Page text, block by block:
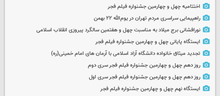
اختتامیه چهل و چهارمین جشنواره فیلم فجر
راهپیمایی سراسری مردم تهران در یوم‌الله ۲۲ بهمن
نورافشانی برج میلاد به مناسبت چهل‌ و هفتمین سالگرد پیروزی انقلاب اسلامی
ایستگاه پایانی چهل و چهارمین جشنواره فیلم فجر
تجدید میثاق خانواده دانشگاه آزاد اسلامی با آرمان های امام خمینی(ره)
روز دهم چهل و چهارمین جشنواره فیلم فجر سری دوم
روز دهم چهل و چهارمین جشنواره فیلم فجر سری اول
ایستگاه نهم چهل و چهارمین جشنواره فیلم فجر